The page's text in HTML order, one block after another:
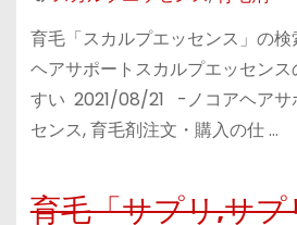
育毛「スカルプエッセンス」の検
ヘアサポートスカルプエッセン
すい 2021/08/21 -ノコアヘアサ
センス, 育毛剤注文・購入の仕 …
育毛「サプリ,サ